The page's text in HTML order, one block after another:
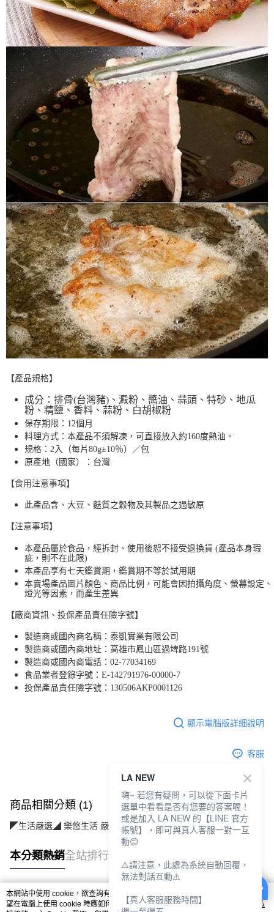
【產品規格】
成分：排骨(台灣豬)、澱粉、醬油、蒜頭、特砂、地瓜
粉、精鹽、香料、蒜粉、白胡椒粉
保存期限：12個月
料理方式：本產品不須解凍，可直接放入約160度熱油。
規格：2入（每片80g±10％）／包
原產地（國家）：台灣
【食用注意事項】
此產品含、大豆、麩質之穀物及其製品之過敏原
【注意事項】
本產品屬於食品，經拆封、使用後恕不接受退換貨 (產品本身瑕
疵，則不在此限)
本產品享有七天鑑賞期，鑑賞期不等於試用期
本賣場產品圖片顏色、商品比例，可能會因拍攝角度、螢幕設定、
燈光等因素，而產生差異
【廠商資訊、投保產品責任險字號】
製造商或國內商名稱：泰凱實業有限公司
製造商或國內商地址：高雄市鳳山區過埤路191號
製造商或國內商電話：02-77034169
食品業者登錄字號：E-142791976-00000-7
投保產品責任險字號：130506AKP0001126
顯示電腦版詳細說明
客服
商品相關分類 (1)
◤生活嚴選◢ 樂悠生活 嚴選好物 食在安心 (美食/沖泡/甜品)
本分類熱銷全站排行
熱門標籤
本網站中使用 cookie，欲查詢有關本網站使用 cookie 方式之詳情，及若您不希
望在電腦上使用 cookie 時應如何變更電腦的 cookie 設定，請參閱本網站「
隱私
LA NEW
嗨~ 若您有疑問，可以從下面卡片
選單中看看是否有您要的答案喔！
或是加入 LA NEW 的【LINE 官方
帳號】，即可與真人客服一對一互
動😊
⚠️請注意，此處為系統自動回覆，
無法對話互動⚠️
【真人客服服務時間】